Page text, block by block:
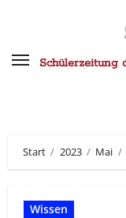
springenSchülerzeitung
Start 2023 Mai
Wissen